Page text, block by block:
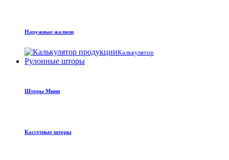
Наружные жалюзи
Калькулятор
Рулонные шторы
Шторы Мини
Кассетные шторы